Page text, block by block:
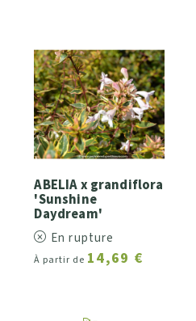
ABELIA x grandiflora
'Sunshine
Daydream'
En rupture
À partir de 14,69 €